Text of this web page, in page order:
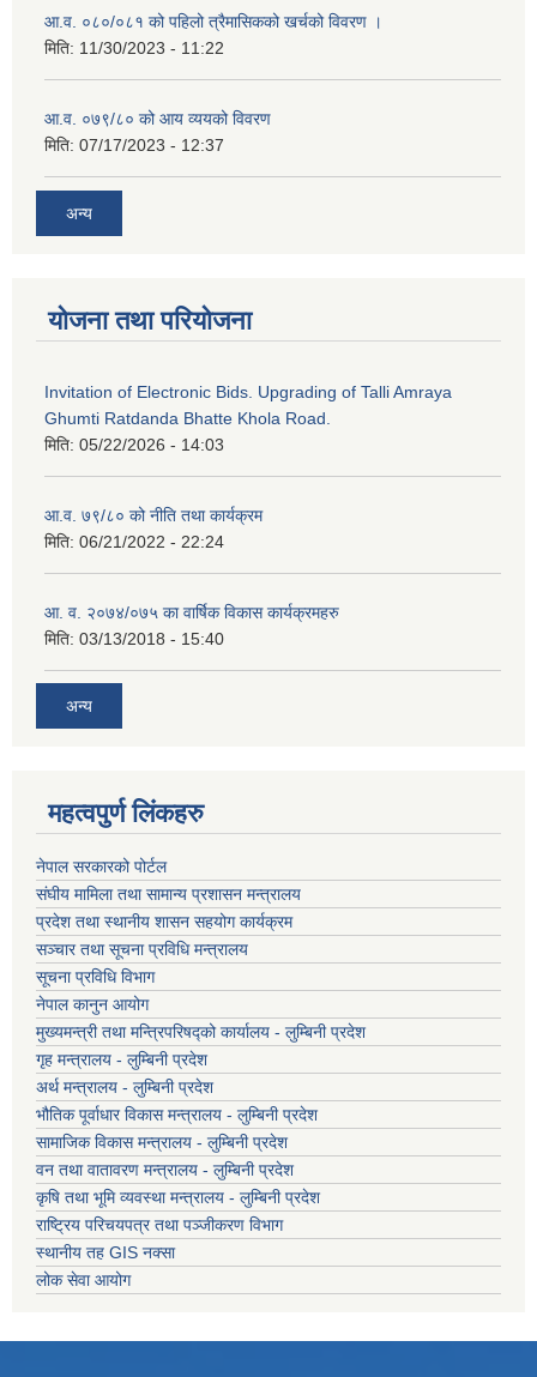
आ.व. ०८०/०८१ को पहिलो त्रैमासिकको खर्चको विवरण ।
मिति: 11/30/2023 - 11:22
आ.व. ०७९/८० को आय व्ययको विवरण
मिति: 07/17/2023 - 12:37
अन्य
योजना तथा परियोजना
Invitation of Electronic Bids. Upgrading of Talli Amraya
Ghumti Ratdanda Bhatte Khola Road.
मिति: 05/22/2026 - 14:03
आ.व. ७९/८० को नीति तथा कार्यक्रम
मिति: 06/21/2022 - 22:24
आ. व. २०७४/०७५ का वार्षिक विकास कार्यक्रमहरु
मिति: 03/13/2018 - 15:40
अन्य
महत्वपुर्ण लिंकहरु
नेपाल सरकारको पोर्टल
संघीय मामिला तथा सामान्य प्रशासन मन्त्रालय
प्रदेश तथा स्थानीय शासन सहयोग कार्यक्रम
सञ्चार तथा सूचना प्रविधि मन्त्रालय
सूचना प्रविधि विभाग
नेपाल कानुन आयोग
मुख्यमन्त्री तथा मन्त्रिपरिषद्को कार्यालय - लुम्बिनी प्रदेश
गृह मन्त्रालय - लुम्बिनी प्रदेश
अर्थ मन्त्रालय - लुम्बिनी प्रदेश
भौतिक पूर्वाधार विकास मन्त्रालय - लुम्बिनी प्रदेश
सामाजिक विकास मन्त्रालय - लुम्बिनी प्रदेश
वन तथा वातावरण मन्त्रालय - लुम्बिनी प्रदेश
कृषि तथा भूमि व्यवस्था मन्त्रालय - लुम्बिनी प्रदेश
राष्ट्रिय परिचयपत्र तथा पञ्जीकरण विभाग
स्थानीय तह GIS नक्सा
लोक सेवा आयोग